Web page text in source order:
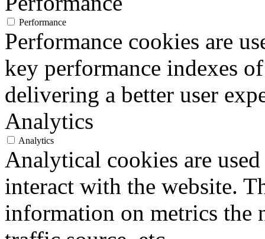
Performance
Performance cookies are
key performance indexes
delivering a better user
Analytics
Analytics
Analytical cookies are
interact with the website.
information on metrics the